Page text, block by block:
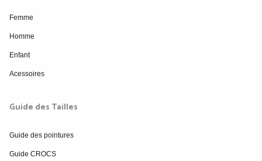
Femme
Homme
Enfant
Acessoires
Guide des Tailles
Guide des pointures
Guide CROCS